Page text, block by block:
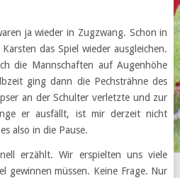
ja wieder in Zugzwang. Schon in
das Spiel wieder ausgleichen.
die Mannschaften auf Augenhöhe
ging dann die Pechsträhne des
an der Schulter verletzte und zur
er ausfällt, ist mir derzeit nicht
also in die Pause.
erzählt. Wir erspielten uns viele
gewinnen müssen. Keine Frage. Nur